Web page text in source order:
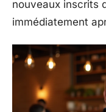
nouveaux inscrits
immédiatement